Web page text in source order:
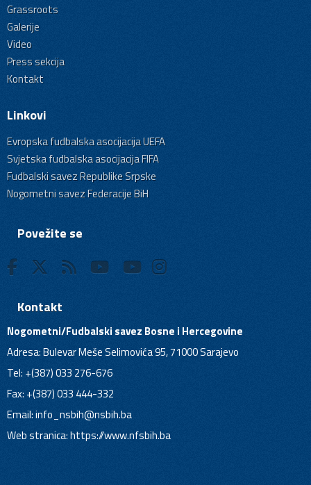
Grassroots
Galerije
Video
Press sekcija
Kontakt
Linkovi
Evropska fudbalska asocijacija UEFA
Svjetska fudbalska asocijacija FIFA
Fudbalski savez Republike Srpske
Nogometni savez Federacije BiH
Povežite se
Kontakt
Nogometni/Fudbalski savez Bosne i Hercegovine
Adresa: Bulevar Meše Selimovića 95, 71000 Sarajevo
Tel: +(387) 033 276-676
Fax: +(387) 033 444-332
Email:info_nsbih@nsbih.ba
Web stranica: https://www.nfsbih.ba